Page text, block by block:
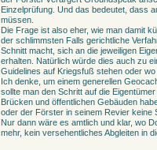
Einzelprüfung. Und das bedeutet, dass
müssen.
Die Frage ist also eher, wie man damit
der schlimmsten Falls gerichtliche
Schnitt macht, sich an die jeweiligen
erhalten. Natürlich würde dies auch zu
Guidelines auf Kriegsfuß stehen oder
Ich denke, um einem generellen
sollte man den Schritt auf die
Brücken und öffentlichen Gebäuden
oder der Förster in seinem Revier keine
Nur dann wäre es amtlich und klar, wo
mehr, kein versehentliches Abgleiten in